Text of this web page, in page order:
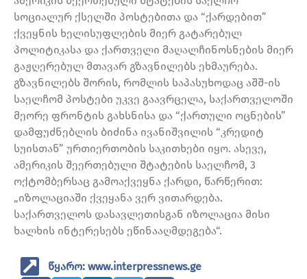
სოციალურ ქსელში პოსტებითა და “ქარდებით”
ქვეყნის ხელისუფლების მიერ გატარებულ
პოლიტიკასა და ქართველი მაღალჩინოსნების მიერ
გაჟღერებულ მთავარ გზავნილებს ეხმაურება.
გზავნილებს შორის, რომლის საპასუხოდაც აშშ-ის
საელჩომ პოსტები უკვე გაავრცელა, საქართველოში
მეორე ფრონტის გახსნისა და “ქართული ოცნების”
დამფუძნებლის ბიძინა ივანიშვილის “კრედიტ
სუისთან” ურთიერთობის საკითხები იყო. ასევე,
ამერიკის შეერთებული შტატების საელჩომ, 3
ოქტომბერსაც გამოაქვეყნა ქარდი, წარწერით:
„იზოლაციაში ქვეყანა ვერ ვითარდება.
საქართველოს დასავლეთისგან იზოლაცია მისი
ხალხის ინტერესებს ეწინააღმდეგება“.
წყარო: www.interpressnews.ge